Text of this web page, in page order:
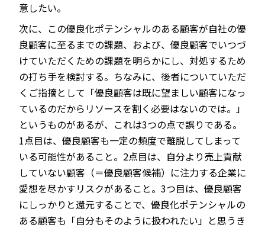
意したい。
次に、この優良化ポテンシャルのある顧客が自社の優
良顧客に至るまでの課題、および、優良顧客でいつづ
けていただくための課題を明らかにし、対処するため
の打ち手を検討する。ちなみに、後者についていただ
くご指摘として「優良顧客は既に望ましい顧客になっ
ているのだからリソースを割く必要はないのでは。」
というものがあるが、これは3つの点で誤りである。
1点目は、優良顧客も一定の頻度で離脱してしまって
いる可能性があること。2点目は、自分より売上貢献
していない顧客（＝優良顧客候補）に注力する企業に
愛想を尽かすリスクがあること。3つ目は、優良顧客
にしっかりと還元することで、優良化ポテンシャルの
ある顧客も「自分もそのように扱われたい」と思うき